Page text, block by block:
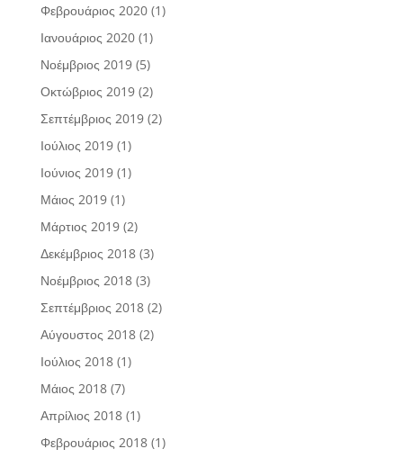
Φεβρουάριος 2020(1)
Ιανουάριος 2020(1)
Νοέμβριος 2019(5)
Οκτώβριος 2019(2)
Σεπτέμβριος 2019(2)
Ιούλιος 2019(1)
Ιούνιος 2019(1)
Μάιος 2019(1)
Μάρτιος 2019(2)
Δεκέμβριος 2018(3)
Νοέμβριος 2018(3)
Σεπτέμβριος 2018(2)
Αύγουστος 2018(2)
Ιούλιος 2018(1)
Μάιος 2018(7)
Απρίλιος 2018(1)
Φεβρουάριος 2018(1)